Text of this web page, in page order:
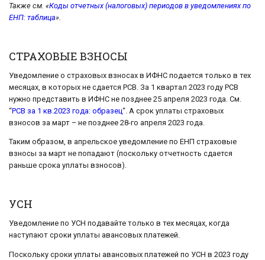
Также см. «Коды отчетных (налоговых) периодов в уведомлениях по
ЕНП: таблица».
СТРАХОВЫЕ ВЗНОСЫ
Уведомление о страховых взносах в ИФНС подается только в тех
месяцах, в которых не сдается РСВ. За 1 квартал 2023 году РСВ
нужно представить в ИФНС не позднее 25 апреля 2023 года. См.
“РСВ за 1 кв.2023 года: образец“. А срок уплаты страховых
взносов за март – не позднее 28-го апреля 2023 года.
Таким образом, в апрельское уведомление по ЕНП страховые
взносы за март не попадают (поскольку отчетность сдается
раньше срока уплаты взносов).
УСН
Уведомление по УСН подавайте только в тех месяцах, когда
наступают сроки уплаты авансовых платежей.
Поскольку сроки уплаты авансовых платежей по УСН в 2023 году